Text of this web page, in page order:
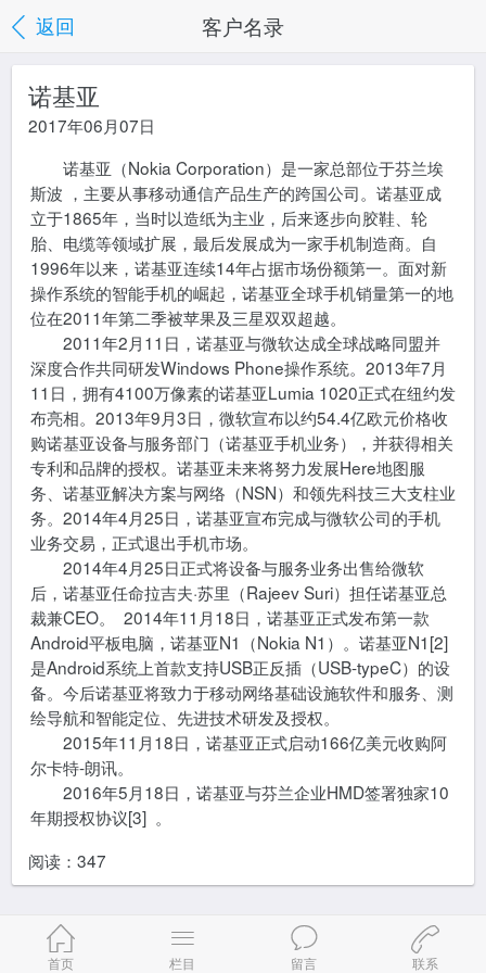
返回 客户名录
诺基亚
2017年06月07日
诺基亚（Nokia Corporation）是一家总部位于芬兰埃
斯波 ，主要从事移动通信产品生产的跨国公司。诺基亚成
立于1865年，当时以造纸为主业，后来逐步向胶鞋、轮
胎、电缆等领域扩展，最后发展成为一家手机制造商。自
1996年以来，诺基亚连续14年占据市场份额第一。面对新
操作系统的智能手机的崛起，诺基亚全球手机销量第一的地
位在2011年第二季被苹果及三星双双超越。
2011年2月11日，诺基亚与微软达成全球战略同盟并
深度合作共同研发Windows Phone操作系统。2013年7月
11日，拥有4100万像素的诺基亚Lumia 1020正式在纽约发
布亮相。2013年9月3日，微软宣布以约54.4亿欧元价格收
购诺基亚设备与服务部门（诺基亚手机业务），并获得相关
专利和品牌的授权。诺基亚未来将努力发展Here地图服
务、诺基亚解决方案与网络（NSN）和领先科技三大支柱业
务。2014年4月25日，诺基亚宣布完成与微软公司的手机
业务交易，正式退出手机市场。
2014年4月25日正式将设备与服务业务出售给微软
后，诺基亚任命拉吉夫·苏里（Rajeev Suri）担任诺基亚总
裁兼CEO。 2014年11月18日，诺基亚正式发布第一款
Android平板电脑，诺基亚N1（Nokia N1）。诺基亚N1[2]
是Android系统上首款支持USB正反插（USB-typeC）的设
备。今后诺基亚将致力于移动网络基础设施软件和服务、测
绘导航和智能定位、先进技术研发及授权。
2015年11月18日，诺基亚正式启动166亿美元收购阿
尔卡特-朗讯。
2016年5月18日，诺基亚与芬兰企业HMD签署独家10
年期授权协议[3] 。
阅读：347
首页 栏目 留言 联系